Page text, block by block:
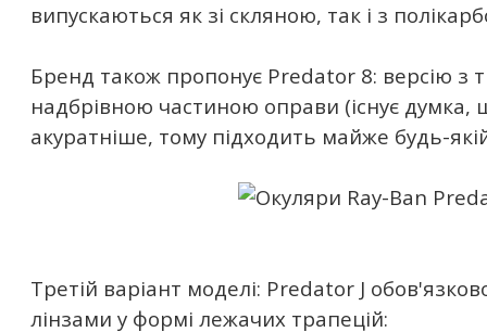
випускаються як зі скляною, так і з
Бренд також пропонує Predator 8: версію з
надбрівною частиною оправи (існує
акуратніше, тому підходить майже будь-
Третій варіант моделі: Predator J
лінзами у формі лежачих трапецій: